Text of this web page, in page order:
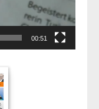
00:51